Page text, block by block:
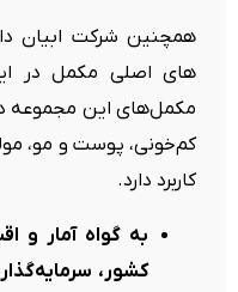
همچنین شرکت ابیان
های اصلی مکمل در
مکمل‌های این مجموعه
کم‌خونی، پوست و مو،
کاربرد دارد.
به گواه آمار و
کشور،